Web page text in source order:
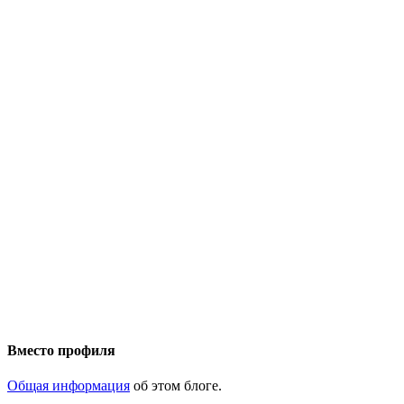
Вместо профиля
Общая информация об этом блоге.